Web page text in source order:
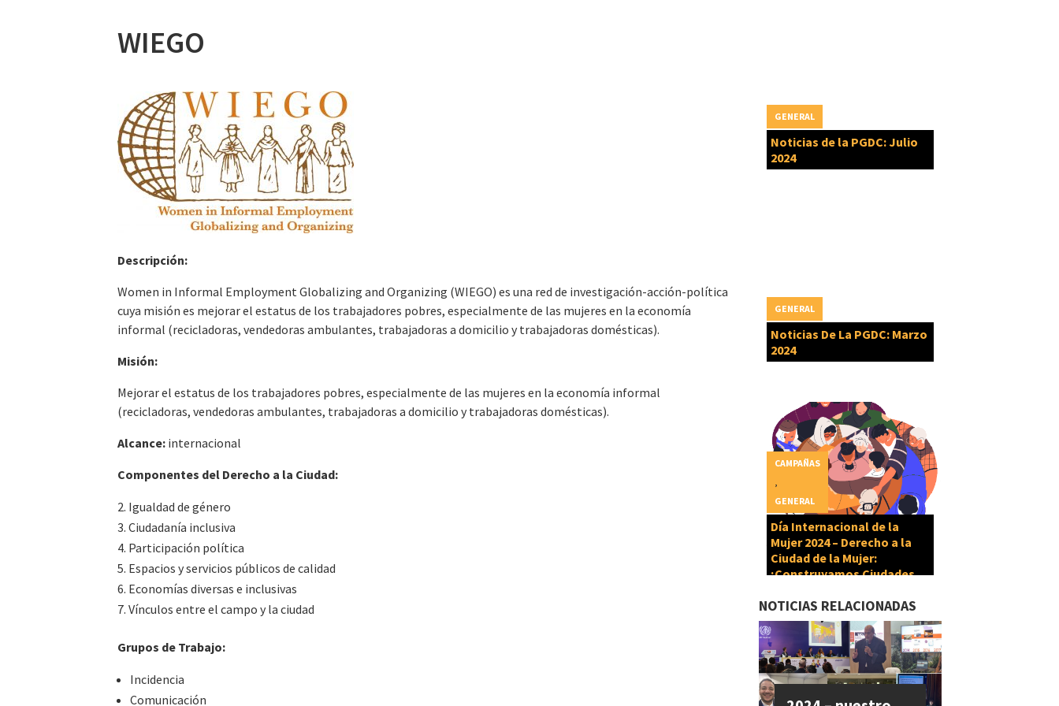
WIEGO
Descripción:
Women in Informal Employment Globalizing and Organizing (WIEGO) es una red de investigación-acción-política
cuya misión es mejorar el estatus de los trabajadores pobres, especialmente de las mujeres en la economía
informal (recicladoras, vendedoras ambulantes, trabajadoras a domicilio y trabajadoras domésticas).
Misión:
Mejorar el estatus de los trabajadores pobres, especialmente de las mujeres en la economía informal
(recicladoras, vendedoras ambulantes, trabajadoras a domicilio y trabajadoras domésticas).
Alcance: internacional
Componentes del Derecho a la Ciudad:
Igualdad de género
Ciudadanía inclusiva
Participación política
Espacios y servicios públicos de calidad
Economías diversas e inclusivas
Vínculos entre el campo y la ciudad
Grupos de Trabajo:
Incidencia
Comunicación
Noticias de la PGDC: Julio
2024
GENERAL
Noticias De La PGDC: Marzo
2024
GENERAL
Día Internacional de la
Mujer 2024 – Derecho a la
Ciudad de la Mujer:
¡Construyamos Ciudades
CAMPAÑAS
GENERAL
NOTICIAS RELACIONADAS